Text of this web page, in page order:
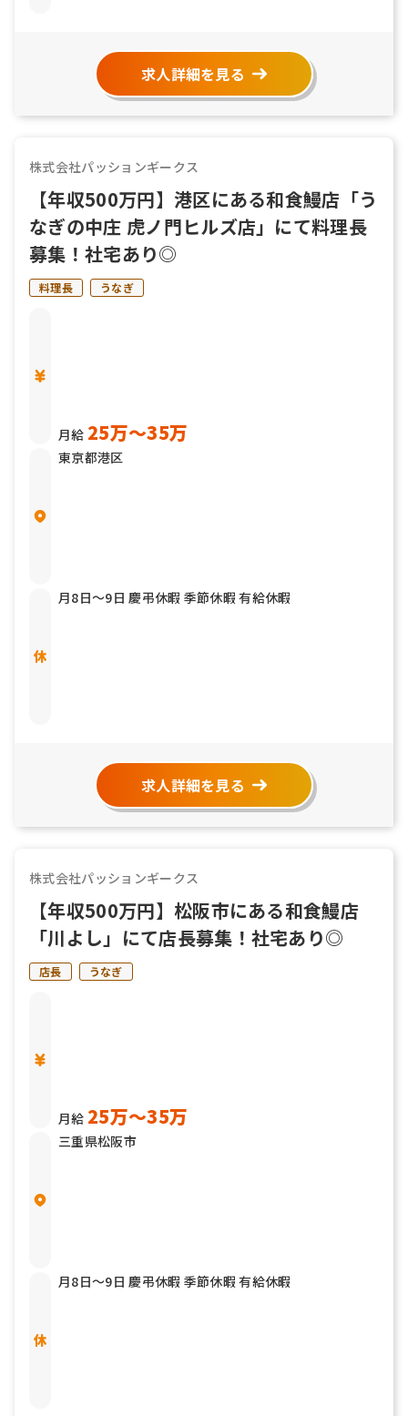
求人詳細を見る
株式会社パッションギークス
【年収500万円】港区にある和食鰻店「う
なぎの中庄 虎ノ門ヒルズ店」にて料理長
募集！社宅あり◎
料理長 うなぎ
月給 25万〜35万
東京都港区
月8日〜9日 慶弔休暇 季節休暇 有給休暇
求人詳細を見る
株式会社パッションギークス
【年収500万円】松阪市にある和食鰻店
「川よし」にて店長募集！社宅あり◎
店長 うなぎ
月給 25万〜35万
三重県松阪市
月8日〜9日 慶弔休暇 季節休暇 有給休暇